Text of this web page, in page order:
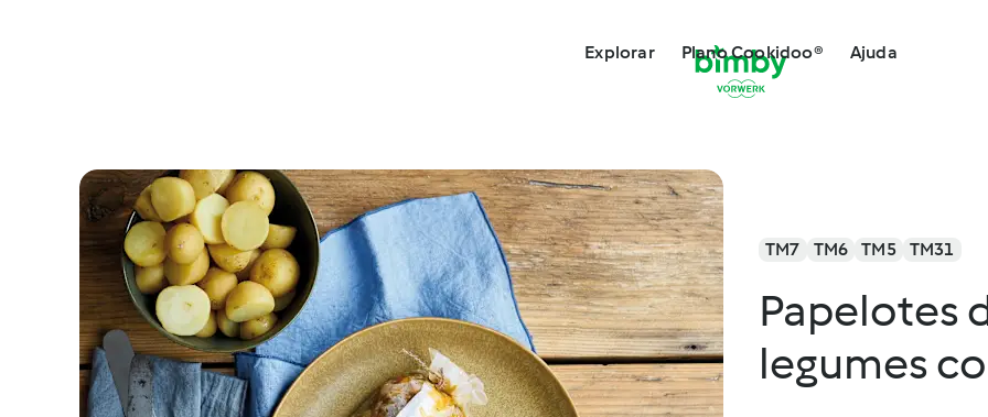
Explorar Plano Cookidoo® Ajuda
TM7 TM6 TM5 TM31
Papelotes
legumes